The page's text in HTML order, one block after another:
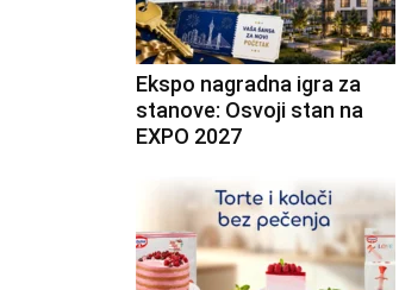
Ekspo nagradna igra za
stanove: Osvoji stan na
EXPO 2027